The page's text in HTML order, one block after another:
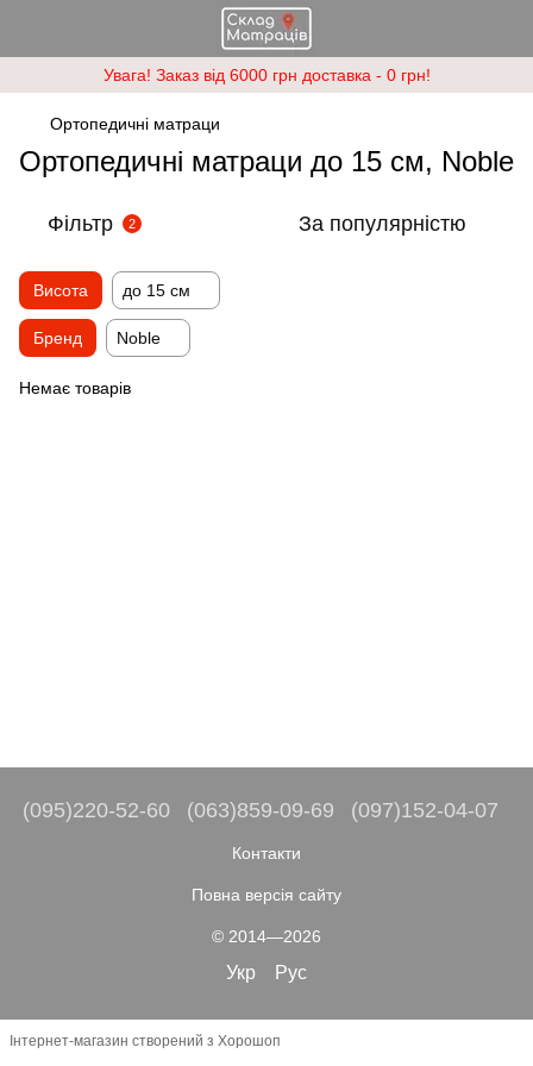
Увага! Заказ від 6000 грн доставка - 0 грн!
Ортопедичні матраци
Ортопедичні матраци до 15 см, Noble
Фільтр 2 За популярністю
Висота до 15 см
Бренд Noble
Немає товарів
(095)220-52-60 (063)859-09-69 (097)152-04-07
Контакти
Повна версія сайту
© 2014—2026
Укр Рус
Інтернет-магазин створений з Хорошоп